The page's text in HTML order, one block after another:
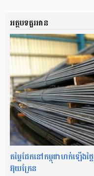
អត្ថបទគួរអាន
តម្លៃដែកនៅកម្ពុជាហក់ឡើងថ្ល
អ៊ុយក្រែន